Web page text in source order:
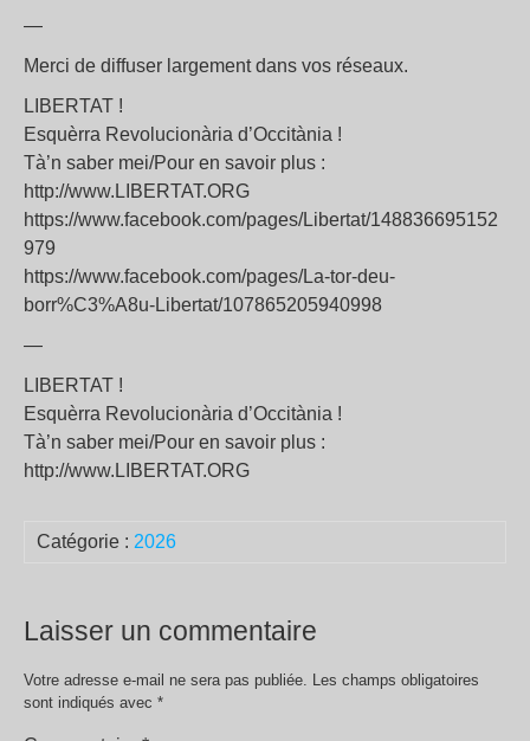
—
Merci de diffuser largement dans vos réseaux.
LIBERTAT !
Esquèrra Revolucionària d’Occitània !
Tà’n saber mei/Pour en savoir plus :
http://www.LIBERTAT.ORG
https://www.facebook.com/pages/Libertat/148836695152
979
https://www.facebook.com/pages/La-tor-deu-
borr%C3%A8u-Libertat/107865205940998
—
LIBERTAT !
Esquèrra Revolucionària d’Occitània !
Tà’n saber mei/Pour en savoir plus :
http://www.LIBERTAT.ORG
Catégorie : 2026
Laisser un commentaire
Votre adresse e-mail ne sera pas publiée. Les champs obligatoires
sont indiqués avec *